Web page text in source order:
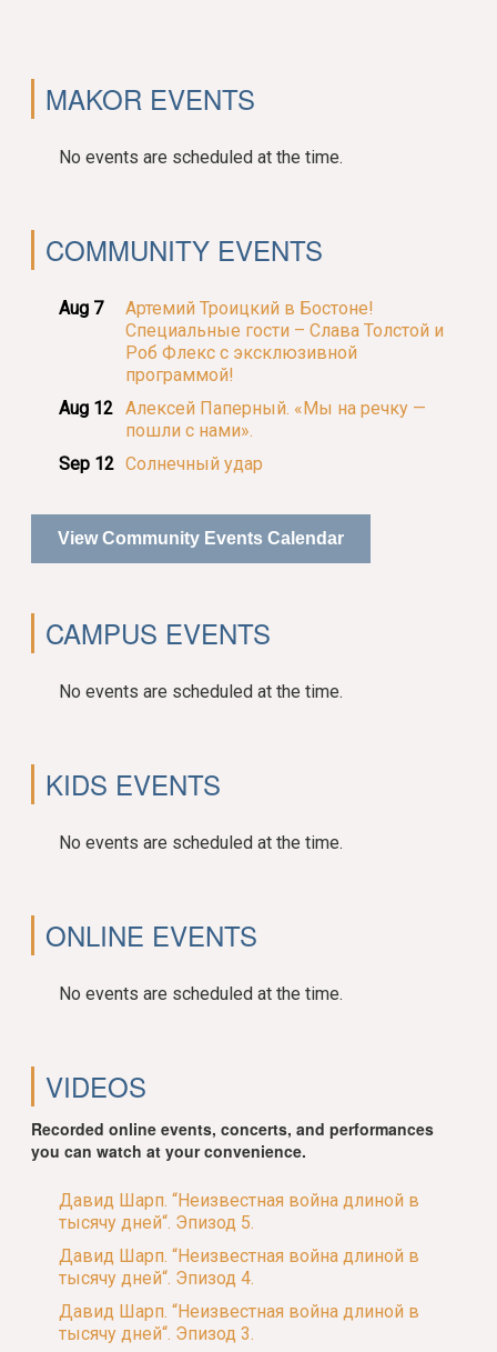
MAKOR EVENTS
No events are scheduled at the time.
COMMUNITY EVENTS
Aug 7
Артемий Троицкий в Бостоне!
Специальные гости – Слава Толстой и
Роб Флекс с эксклюзивной
программой!
Aug 12 Алексей Паперный. «Мы на речку —
пошли с нами».
Sep 12 Солнечный удар
View Community Events Calendar
CAMPUS EVENTS
No events are scheduled at the time.
KIDS EVENTS
No events are scheduled at the time.
ONLINE EVENTS
No events are scheduled at the time.
VIDEOS
Recorded online events, concerts, and performances
you can watch at your convenience.
Давид Шарп. “Неизвестная война длиной в
тысячу дней“. Эпизод 5.
Давид Шарп. “Неизвестная война длиной в
тысячу дней“. Эпизод 4.
Давид Шарп. “Неизвестная война длиной в
тысячу дней“. Эпизод 3.